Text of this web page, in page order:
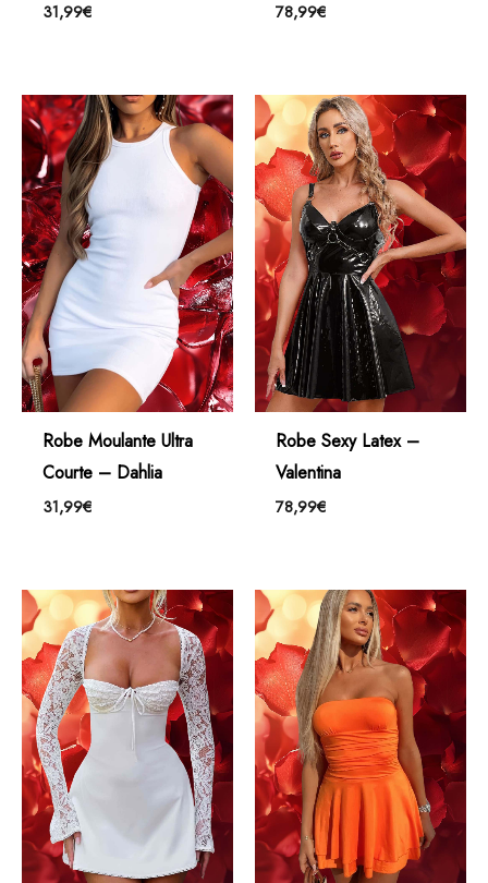
31,99€ 78,99€
Robe Moulante Ultra
Courte – Dahlia
31,99€
Robe Sexy Latex –
Valentina
78,99€